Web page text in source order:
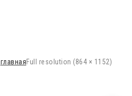
главнаяFull resolution (864 × 1152)